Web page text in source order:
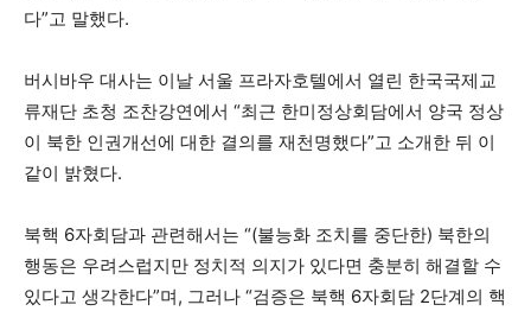
다”고 말했다.
버시바우 대사는 이날 서울 프라자호텔에서 열린 한국국제교
류재단 초청 조찬강연에서 “최근 한미정상회담에서 양국 정상
이 북한 인권개선에 대한 결의를 재천명했다”고 소개한 뒤 이
같이 밝혔다.
북핵 6자회담과 관련해서는 “(불능화 조치를 중단한) 북한의
행동은 우려스럽지만 정치적 의지가 있다면 충분히 해결할 수
있다고 생각한다”며, 그러나 “검증은 북핵 6자회담 2단계의 핵